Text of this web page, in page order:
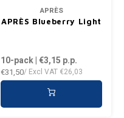
APRÈS
APRÈS Blueberry Light
10-pack | €3,15 p.p.
€31,50/ Excl VAT €26,03